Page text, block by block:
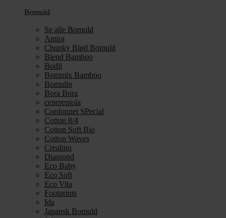
Bomuld
Se alle Bomuld
Amira
Chunky Blød Bomuld
Blend Bamboo
Bodil
Bommix Bamboo
Bomulin
Bora Bora
cenerentola
Cordonnet SPecial
Cotton 8/4
Cotton Soft Bio
Cotton Waves
Crealino
Diamond
Eco Baby
Eco Soft
Eco Vita
Footprints
Ida
Japansk Bomuld